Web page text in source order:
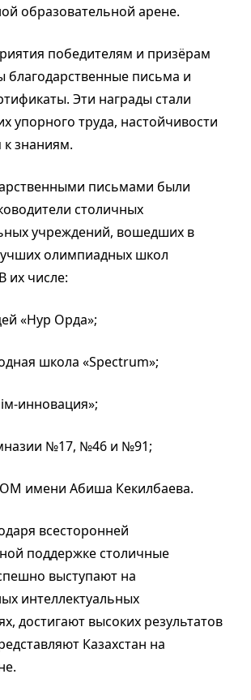
образовательной арене.
победителям и призёрам
благодарственные письма и
Эти награды стали
упорного труда, настойчивости
к знаниям.
письмами были
столичных
учреждений, вошедших в
олимпиадных школ
их числе:
«Нур Орда»;
школа «Spectrum»;
инновация»;
№17, №46 и №91;
имени Абиша Кекилбаева.
всесторонней
поддержке столичные
выступают на
интеллектуальных
достигают высоких результатов
Казахстан на